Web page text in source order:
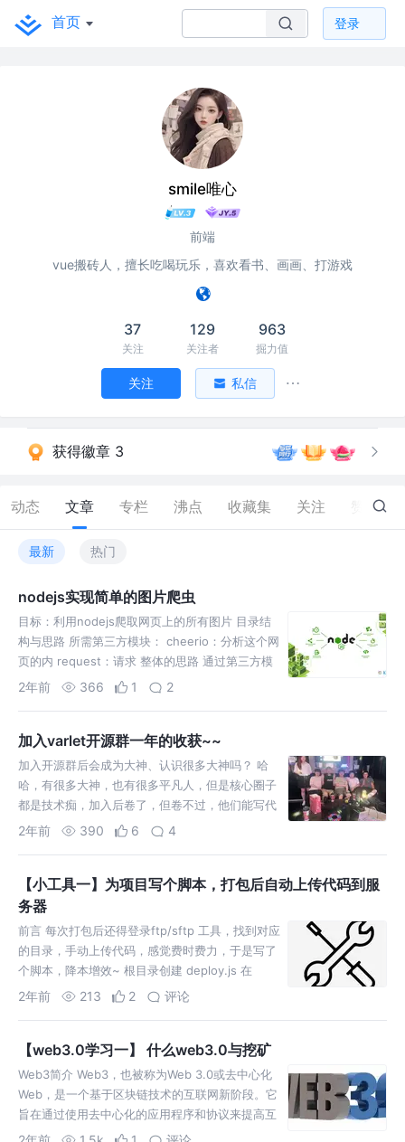
首页 登录
smile唯心
前端
vue搬砖人，擅长吃喝玩乐，喜欢看书、画画、打游戏
37
关注
129
关注者
963
掘力值
关注 私信
获得徽章 3
动态 文章 专栏 沸点 收藏集 关注 36
最新 热门
nodejs实现简单的图片爬虫
目标：利用nodejs爬取网页上的所有图片 目录结
构与思路 所需第三方模块： cheerio：分析这个网
页的内 request：请求 整体的思路 通过第三方模
块request请求网页地址，从而得到整个
2年前 366 1 2
加入varlet开源群一年的收获~~
加入开源群后会成为大神、认识很多大神吗？ 哈
哈，有很多大神，也有很多平凡人，但是核心圈子
都是技术痴，加入后卷了，但卷不过，他们能写代
码到三更半夜，看着凌晨2-4点的commit记录，陷
2年前 390 6 4
【小工具一】为项目写个脚本，打包后自动上传代码到服
务器
前言 每次打包后还得登录ftp/sftp 工具，找到对应
的目录，手动上传代码，感觉费时费力，于是写了
个脚本，降本增效~ 根目录创建 deploy.js 在
package.json增加一行 运行
2年前 213 2 评论
【web3.0学习一】 什么web3.0与挖矿
Web3简介 Web3，也被称为Web 3.0或去中心化
Web，是一个基于区块链技术的互联网新阶段。它
旨在通过使用去中心化的应用程序和协议来提高互
联网的安全性、透明度和可访问性。 与传统的